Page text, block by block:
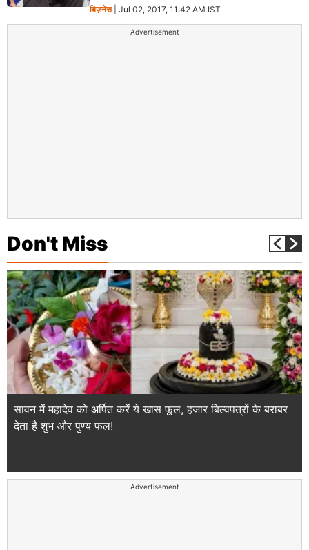
बिज़नेस| Jul 02, 2017, 11:42 AM IST
Advertisement
Don't Miss
सावन में महादेव को अर्पित करें ये खास फूल, हजार बिल्वपत्रों के बराबर
देता है शुभ और पुण्य फल!
Advertisement